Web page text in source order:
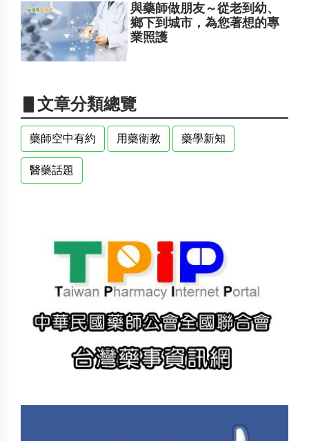
與藥師做朋友～從老到幼、
鄉下到城市，為您著想的專
業照護
▋文章分類總覽
藥師空中有約 用藥衛教 藥學新知
醫藥話題